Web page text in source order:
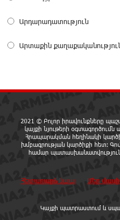
իրավիճակին
«Շտապ հաստատեք
Մհեր Անանյանն
Վարչության կազմում
Կոնվերս Բանկի
Արդարադատություն
Արտաքին
2021 © Բոլոր իրավունքները
կայքի նյութերի օգտագործումն
Հրապարակման հեղինակի
խմբագրության կարծիքի հետ:
համար
Հետադարձ կապ Մեր
Կայքի պատրաստում և